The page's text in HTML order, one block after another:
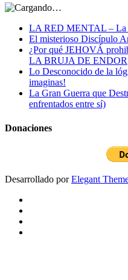
LA RED MENTAL – La
El misterioso Discípulo
¿Por qué JEHOVÁ
LA BRUJA DE ENDOR
Lo Desconocido de la
imaginas!
La Gran Guerra que
enfrentados entre sí)
Donaciones
Desarrollado porElegant